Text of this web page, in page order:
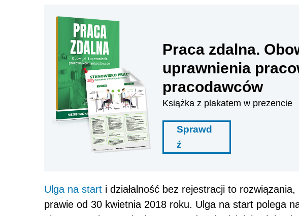
Praca zdalna.
uprawnienia
pracodawców
Książka z plakatem w prezencie
Sprawd
ź
Ulga na start i działalność bez rejestracji to
prawie od 30 kwietnia 2018 roku. Ulga na start polega